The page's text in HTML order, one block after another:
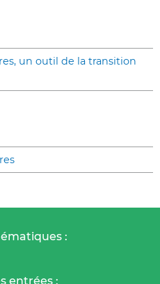
un outil de la transition
:
entrées :